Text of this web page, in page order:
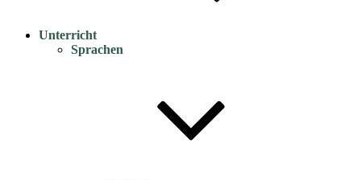
Unterricht
Sprachen